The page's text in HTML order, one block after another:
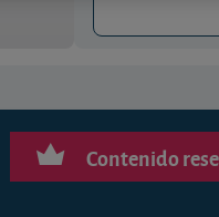
Contenido